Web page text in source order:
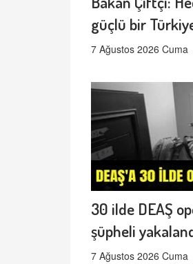
güçlü bir
7 Ağustos 2026 Cuma
30 ilde DEAŞ
şüpheli
7 Ağustos 2026 Cuma